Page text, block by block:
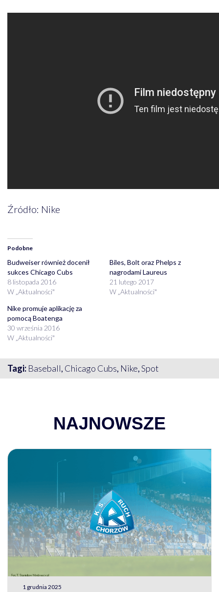
Źródło: Nike
Podobne
Budweiser również docenił
sukces Chicago Cubs
8 listopada 2016
W „Aktualności"
Biles, Bolt oraz Phelps z
nagrodami Laureus
21 lutego 2017
W „Aktualności"
Nike promuje aplikację za
pomocą Boatenga
30 września 2016
W „Aktualności"
Tagi: Baseball, Chicago Cubs, Nike,Spot
NAJNOWSZE
1 grudnia 2025